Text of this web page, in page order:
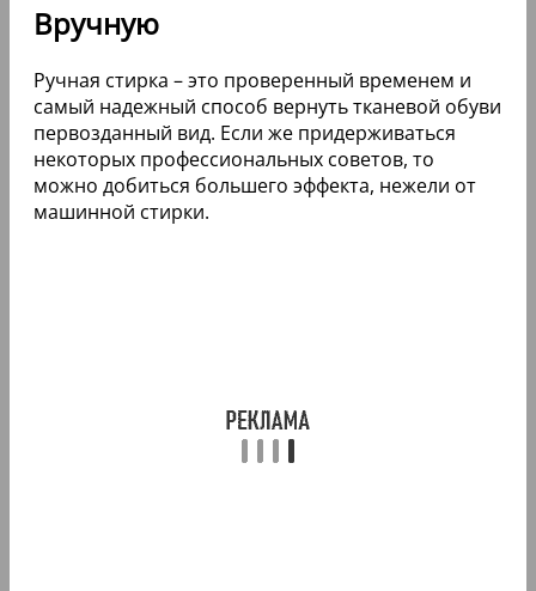
Вручную
Ручная стирка – это проверенный временем и
самый надежный способ вернуть тканевой обуви
первозданный вид. Если же придерживаться
некоторых профессиональных советов, то
можно добиться большего эффекта, нежели от
машинной стирки.